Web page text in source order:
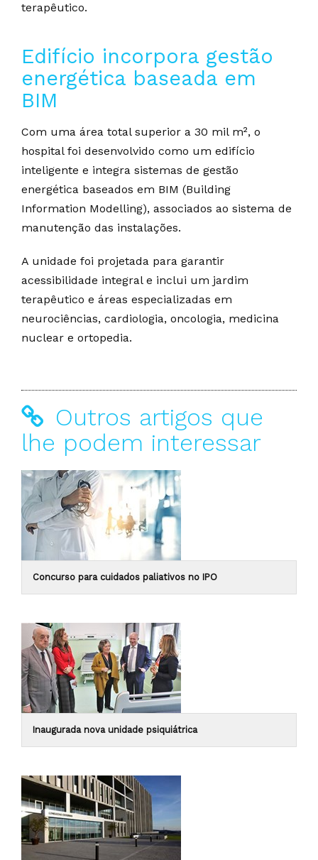
terapêutico.
Edifício incorpora gestão
energética baseada em
BIM
Com uma área total superior a 30 mil m², o
hospital foi desenvolvido como um edifício
inteligente e integra sistemas de gestão
energética baseados em BIM (Building
Information Modelling), associados ao sistema de
manutenção das instalações.
A unidade foi projetada para garantir
acessibilidade integral e inclui um jardim
terapêutico e áreas especializadas em
neurociências, cardiologia, oncologia, medicina
nuclear e ortopedia.
Outros artigos que
lhe podem interessar
Concurso para cuidados paliativos no IPO
Inaugurada nova unidade psiquiátrica